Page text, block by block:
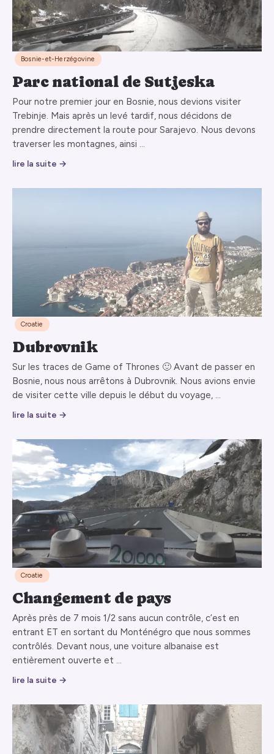
Bosnie-et-Herzégovine
Parc national de Sutjeska
Pour notre premier jour en Bosnie, nous devions visiter
Trebinje. Mais après un levé tardif, nous décidons de
prendre directement la route pour Sarajevo. Nous devons
traverser les montagnes, ainsi …
lire la suite →
Croatie
Dubrovnik
Sur les traces de Game of Thrones 🙂 Avant de passer en
Bosnie, nous nous arrêtons à Dubrovnik. Nous avions envie
de visiter cette ville depuis le début du voyage, …
lire la suite →
Croatie
Changement de pays
Après près de 7 mois 1/2 sans aucun contrôle, c’est en
entrant ET en sortant du Monténégro que nous sommes
contrôlés. Devant nous, une voiture albanaise est
entièrement ouverte et …
lire la suite →